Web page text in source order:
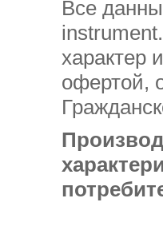
Все
характер
офертой,